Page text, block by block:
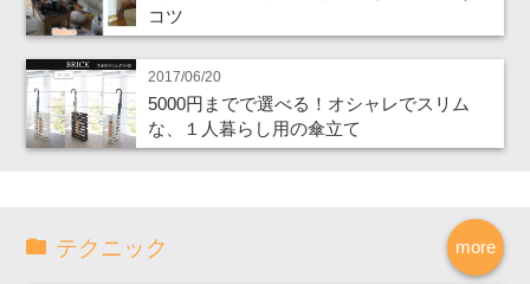
コツ
2017/06/20
5000円までで選べる！オシャレでスリム
な、１人暮らし用の傘立て
more
テクニック